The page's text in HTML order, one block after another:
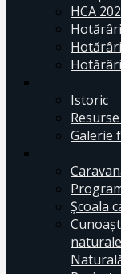
HCA
Hotărâri
Hotărâri
Hotărâri
Istoric
Galerie
Școala